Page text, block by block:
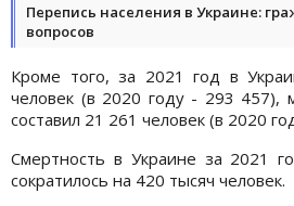
Перепись населения в Украине:
вопросов
Кроме того, за 2021 год в
человек (в 2020 году - 293 457),
составил 21 261 человек (в 2020
Смертность в Украине за 2021
сократилось на 420 тысяч человек.